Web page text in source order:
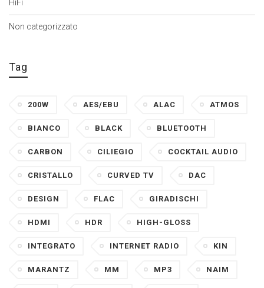
HiFi
Non categorizzato
Tag
200W AES/EBU ALAC ATMOS
BIANCO BLACK BLUETOOTH
CARBON CILIEGIO COCKTAIL AUDIO
CRISTALLO CURVED TV DAC
DESIGN FLAC GIRADISCHI
HDMI HDR HIGH-GLOSS
INTEGRATO INTERNET RADIO KIN
MARANTZ MM MP3 NAIM